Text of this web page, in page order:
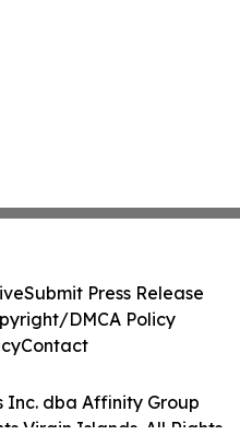
Inc. dba Affinity Group
Virgin Islands. All Rights
Submit Press Release
DMCA Policy
Contact